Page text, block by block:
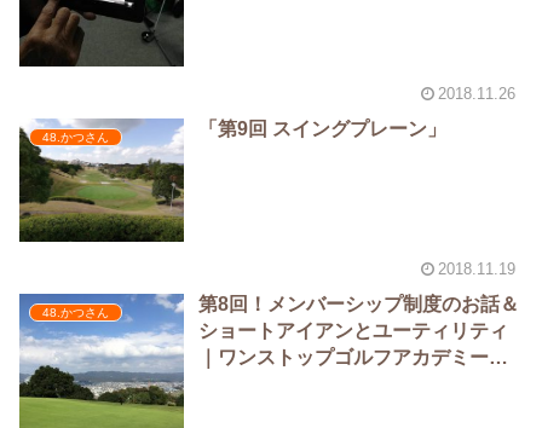
2018.11.26
48.かつさん 「第9回 スイングプレーン」
2018.11.19
48.かつさん
第8回！メンバーシップ制度のお話＆
ショートアイアンとユーティリティ
｜ワンストップゴルフアカデミー泉